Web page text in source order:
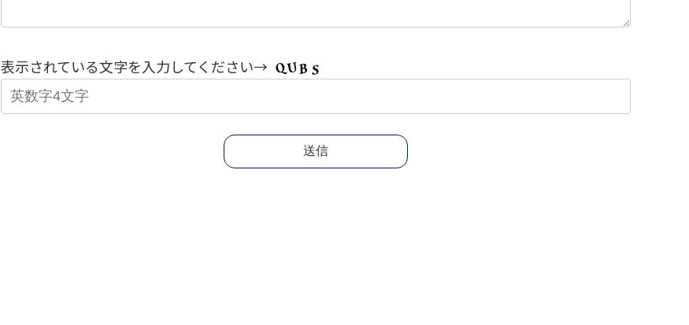
表示されている文字を入力してください→